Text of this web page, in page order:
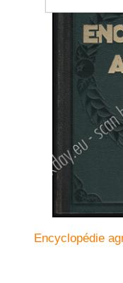
Encyclopédie